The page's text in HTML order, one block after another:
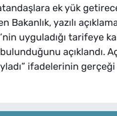
ek yük
Bakanlık, yazılı
uyguladığı tarifeye
açıklandı.
ifadelerinin gerçeği